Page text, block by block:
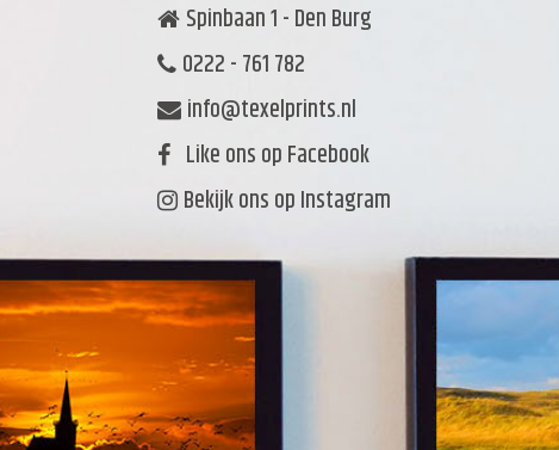
Spinbaan 1 - Den Burg
0222 - 761 782
info@texelprints.nl
Like ons op Facebook
Bekijk ons op Instagram